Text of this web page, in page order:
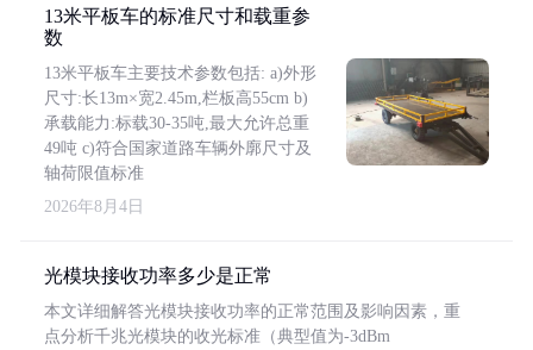
13米平板车的标准尺寸和载重参
数
13米平板车主要技术参数包括: a)外形
尺寸:长13m×宽2.45m,栏板高55cm b)
承载能力:标载30-35吨,最大允许总重
49吨 c)符合国家道路车辆外廓尺寸及
轴荷限值标准
2026年8月4日
光模块接收功率多少是正常
本文详细解答光模块接收功率的正常范围及影响因素，重
点分析千兆光模块的收光标准（典型值为-3dBm